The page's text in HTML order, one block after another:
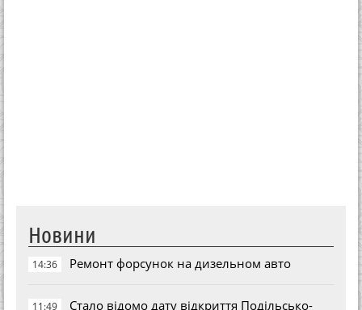
Новини
14:36 Ремонт форсунок на дизельном авто
11:49
Стало відомо дату відкриття Подільсько-